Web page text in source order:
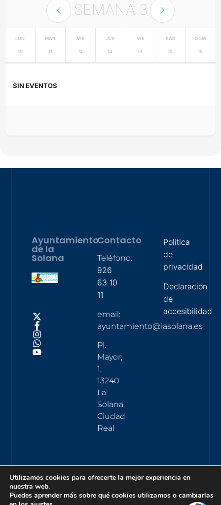
SEMANA 3
LUN
10
MAR
11
MIÉ
12
JUE
13
VIE
14
SÁB
15
DOM
16
SIN EVENTOS
Ayuntamiento
de la
Solana
Contacto
Teléfono:
926
63 10
11
email:
ayuntamiento@lasolana.es
Pl.
Mayor,
1,
13240
La
Solana,
Ciudad
Real
Política
de
privacidad
Declaración
de
accesibilidad
Utilizamos cookies para ofrecerte la mejor experiencia en
nuestra web.
Puedes aprender más sobre qué cookies utilizamos o cambiarlas